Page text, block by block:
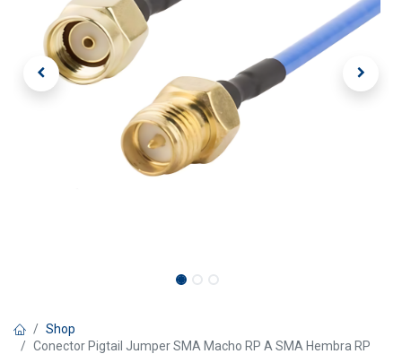
Shop
Conector Pigtail Jumper SMA Macho RP A SMA Hembra RP